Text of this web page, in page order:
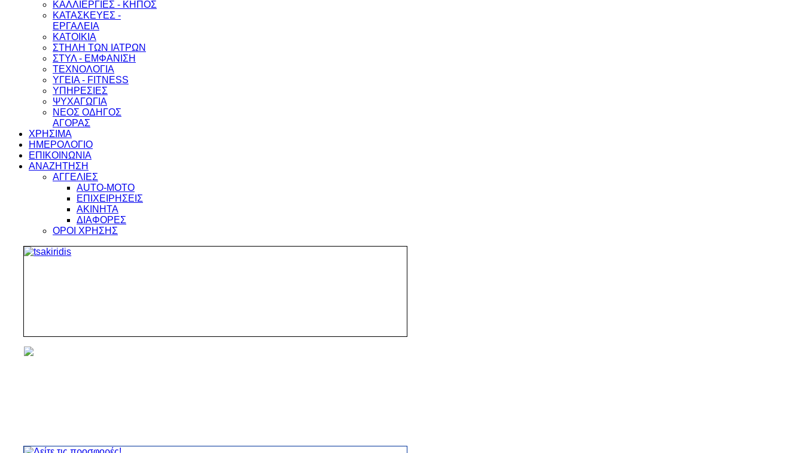
ΚΑΛΛΙΕΡΓΙΕΣ - ΚΗΠΟΣ
ΚΑΤΑΣΚΕΥΕΣ -
ΕΡΓΑΛΕΙΑ
ΚΑΤΟΙΚΙΑ
ΣΤΗΛΗ ΤΩΝ ΙΑΤΡΩΝ
ΣΤΥΛ - ΕΜΦΑΝΙΣΗ
ΤΕΧΝΟΛΟΓΙΑ
ΥΓΕΙΑ - FITNESS
ΥΠΗΡΕΣΙΕΣ
ΨΥΧΑΓΩΓΙΑ
ΝΕΟΣ ΟΔΗΓΟΣ
ΑΓΟΡΑΣ
ΧΡΗΣΙΜΑ
ΗΜΕΡΟΛΟΓΙΟ
ΕΠΙΚΟΙΝΩΝΙΑ
ΑΝΑΖΗΤΗΣΗ
ΑΓΓΕΛΙΕΣ
AUTO-MOTO
ΕΠΙΧΕΙΡΗΣΕΙΣ
ΑΚΙΝΗΤΑ
ΔΙΑΦΟΡΕΣ
ΟΡΟΙ ΧΡΗΣΗΣ